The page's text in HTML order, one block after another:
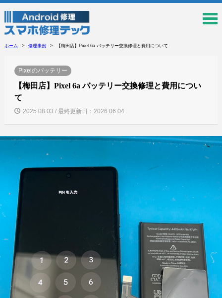
ホーム 修理事例 【梅田店】Pixel 6a バッテリー交換修理と費用について
Pixelのバッテリー
【梅田店】Pixel 6a バッテリー交換修理と費用につい
て
2025.08.03 / 最終更新日：2026.06.04